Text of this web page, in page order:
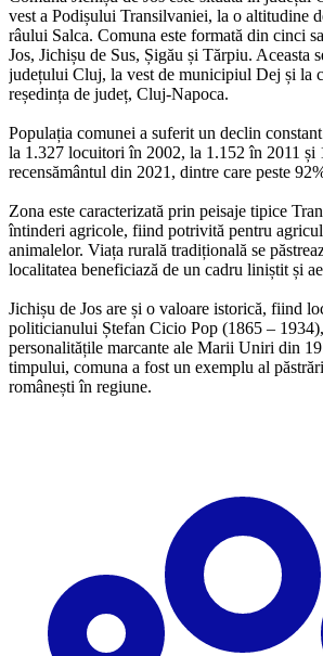
vest a Podișului Transilvaniei, la o altitudine
râului Salca. Comuna este formată din cinci
Jos, Jichișu de Sus, Șigău și Tărpiu. Aceasta
județului Cluj, la vest de municipiul Dej și la
reședința de județ, Cluj-Napoca.
Populația comunei a suferit un declin
la 1.327 locuitori în 2002, la 1.152 în 2011 și
recensământul din 2021, dintre care peste
Zona este caracterizată prin peisaje tipice
întinderi agricole, fiind potrivită pentru
animalelor. Viața rurală tradițională se
localitatea beneficiază de un cadru liniștit și
Jichișu de Jos are și o valoare istorică, fiind
politicianului Ștefan Cicio Pop (1865 –
personalitățile marcante ale Marii Uniri din
timpului, comuna a fost un exemplu al
românești în regiune.